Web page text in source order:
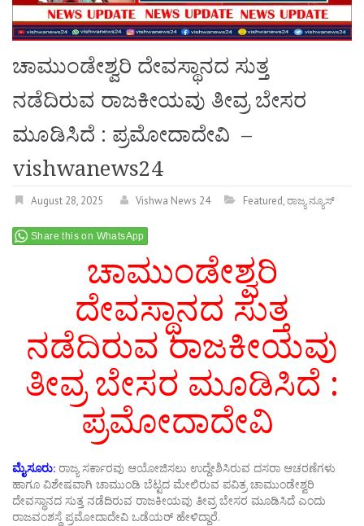
ಚಾಮುಂಡೇಶ್ವರಿ ದೇವಸ್ಥಾನದ ಸುತ್ತ
ನಡೆದಿರುವ ರಾಜಕೀಯವು ತೀವ್ರ ಬೇಸರ
ಮೂಡಿಸಿದೆ : ಪ್ರಮೋದಾದೇವಿ –
vishwanews24
August 28, 2025 Vishwa News 24 Featured,ರಾಜ್ಯ ನ್ಯೂಸ್
Share this on WhatsApp
ಚಾಮುಂಡೇಶ್ವರಿ
ದೇವಸ್ಥಾನದ ಸುತ್ತ
ನಡೆದಿರುವ ರಾಜಕೀಯವು
ತೀವ್ರ ಬೇಸರ ಮೂಡಿಸಿದೆ :
ಪ್ರಮೋದಾದೇವಿ
ಮೈಸೂರು: ರಾಜ್ಯ ಸರ್ಕಾರವು ಆಯೋಜಿಸಲು ಉದ್ದೇಶಿಸಿರುವ ದಸರಾ ಆಚರಣೆಗಳು
ಹಾಗೂ ವಿಶೇಷವಾಗಿ ಚಾಮುಂಡಿ ಬೆಟ್ಟದ ಮೇಲಿರುವ ಪವಿತ್ರ ಚಾಮುಂಡೇಶ್ವರಿ
ದೇವಸ್ಥಾನದ ಸುತ್ತ ನಡೆದಿರುವ ರಾಜಕೀಯವು ತೀವ್ರ ಬೇಸರ ಮೂಡಿಸಿದೆ ಎಂದು
ರಾಜವಂಶಸ್ಥೆ ಪ್ರಮೋದಾದೇವಿ ಒಡೆಯರ್‌ ಹೇಳಿದ್ದಾರೆ.